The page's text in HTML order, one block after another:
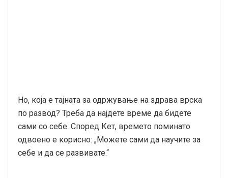
Но, која е тајната за одржување на здрава врска
по развод? Треба да најдете време да бидете
сами со себе. Според Кет, времето поминато
одвоено е корисно: „Можете сами да научите за
себе и да се развивате.“